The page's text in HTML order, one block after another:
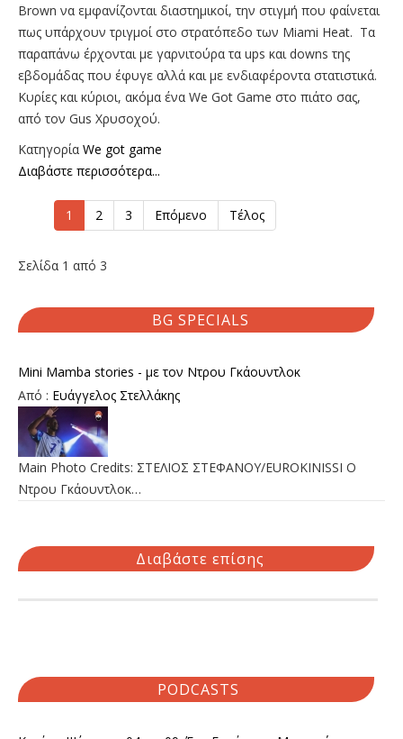
Brown να εμφανίζονται διαστημικοί, την στιγμή που φαίνεται
πως υπάρχουν τριγμοί στο στρατόπεδο των Miami Heat. Τα
παραπάνω έρχονται με γαρνιτούρα τα ups και downs της
εβδομάδας που έφυγε αλλά και με ενδιαφέροντα στατιστικά.
Κυρίες και κύριοι, ακόμα ένα We Got Game στο πιάτο σας,
από τον Gus Χρυσοχού.
Κατηγορία We got game
Διαβάστε περισσότερα...
1 2 3 Επόμενο Τέλος
Σελίδα 1 από 3
BG SPECIALS
Mini Mamba stories - με τον Ντρου Γκάουντλοκ
Από : Ευάγγελος Στελλάκης
Main Photo Credits: ΣΤΕΛΙΟΣ ΣΤΕΦΑΝΟΥ/EUROKINISSI Ο
Ντρου Γκάουντλοκ…
Διαβάστε επίσης
PODCASTS